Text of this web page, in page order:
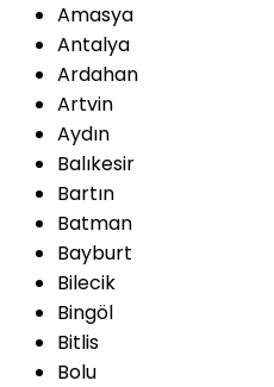
Amasya
Antalya
Ardahan
Artvin
Aydın
Balıkesir
Bartın
Batman
Bayburt
Bilecik
Bingöl
Bitlis
Bolu